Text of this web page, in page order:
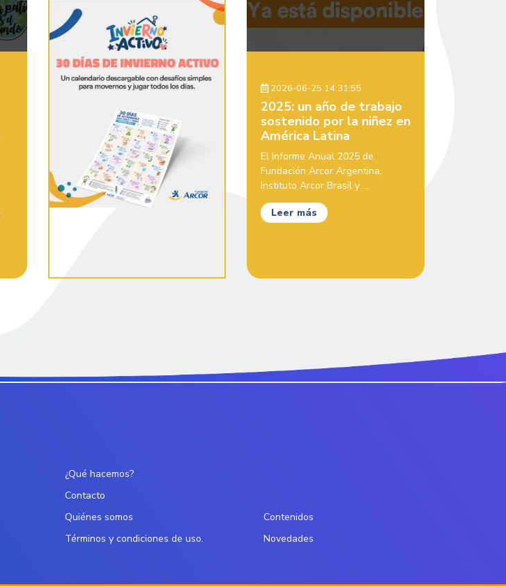
2026-06-25 14:31:55
2025: un año de trabajo
sostenido por la niñez en
América Latina
El Informe Anual 2025 de
Fundación Arcor Argentina,
Instituto Arcor Brasil y ...
Leer más
¿Qué hacemos?
Contacto
Quiénes somos
Términos y condiciones de uso.
Contenidos
Novedades